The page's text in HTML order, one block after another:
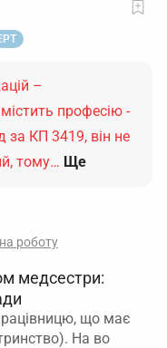
–
професію -
за КП 3419, він не
тому… Ще
роботу
медсестри:
що має
На во